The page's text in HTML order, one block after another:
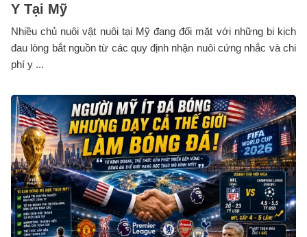
Y Tại Mỹ
Nhiều chủ nuôi vật nuôi tại Mỹ đang đối mặt với những bi kịch
đau lòng bắt nguồn từ các quy định nhận nuôi cứng nhắc và chi
phí y ...